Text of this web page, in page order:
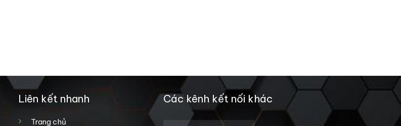
Liên kết nhanh
Trang chủ
Các kênh kết nối khác